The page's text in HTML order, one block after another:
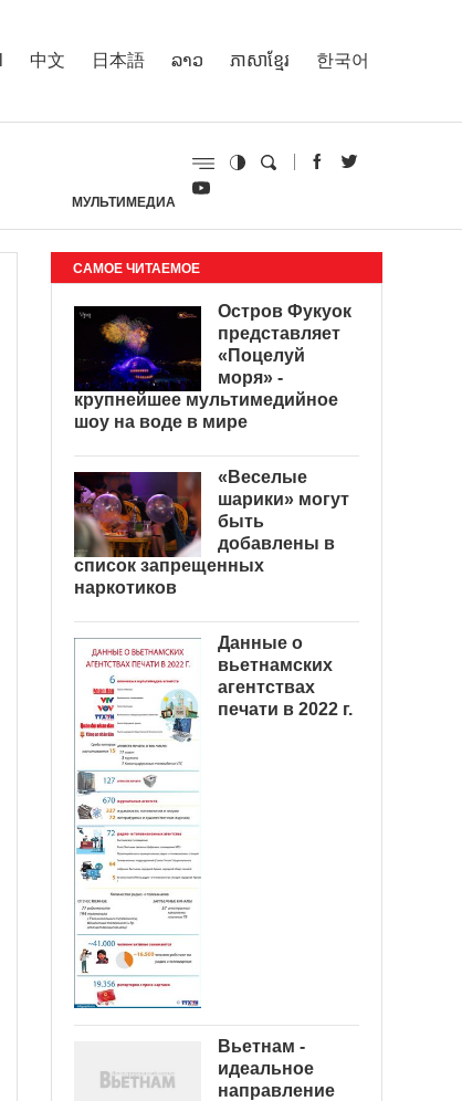
中文 日本語 ລາວ ភាសាខ្មែរ 한국어
МУЛЬТИМЕДИА
САМОЕ ЧИТАЕМОЕ
Остров Фукуок
представляет
«Поцелуй
моря» -
крупнейшее мультимедийное
шоу на воде в мире
«Веселые
шарики» могут
быть
добавлены в
список запрещенных
наркотиков
Данные о
вьетнамских
агентствах
печати в 2022 г.
Вьетнам -
идеальное
направление